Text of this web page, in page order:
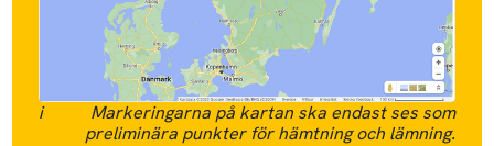
i
Markeringarna på kartan ska endast ses som
preliminära punkter för hämtning och lämning.